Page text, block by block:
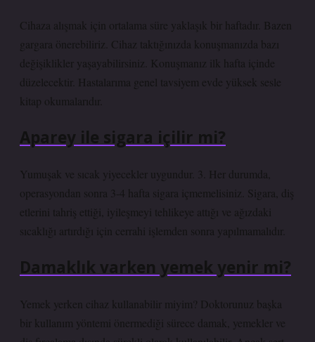
Cihaza alışmak için ortalama süre yaklaşık bir haftadır. Bazen
gargara önerebiliriz. Cihaz taktığınızda konuşmanızda bazı
değişiklikler yaşayabilirsiniz. Konuşmanız ilk hafta içinde
düzelecektir. Hastalarıma genel tavsiyem evde yüksek sesle
kitap okumalarıdır.
Aparey ile sigara içilir mi?
Yumuşak ve sıcak yiyecekler uygundur. 3. Her durumda,
operasyondan sonra 3-4 hafta sigara içmemelisiniz. Sigara, diş
etlerini tahriş ettiği, iyileşmeyi tehlikeye attığı ve ağızdaki
sıcaklığı artırdığı için cerrahi işlemden sonra yapılmamalıdır.
Damaklık varken yemek yenir mi?
Yemek yerken cihaz kullanabilir miyim? Doktorunuz başka
bir kullanım yöntemi önermediği sürece damak, yemekler ve